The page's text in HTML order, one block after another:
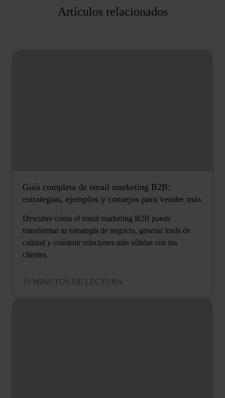
Artículos relacionados
Guía completa de email marketing B2B:
estrategias, ejemplos y consejos para vender más
Descubre cómo el email marketing B2B puede
transformar tu estrategia de negocio, generar leads de
calidad y construir relaciones más sólidas con tus
clientes.
10 MINUTOS DE LECTURA